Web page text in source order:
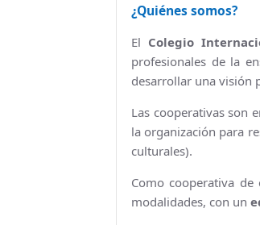
Trámites y Servicios
Atención al Ciudadano
Ayuntamiento Online
112 ARAGÓN - ALERTAS
El Tiempo en Cuarte de
Redes Sociales
¿Quiénes somos?
El Colegio
profesionales de la
desarrollar una visión
Las cooperativas son
la organización para
culturales).
Como cooperativa
modalidades, con un